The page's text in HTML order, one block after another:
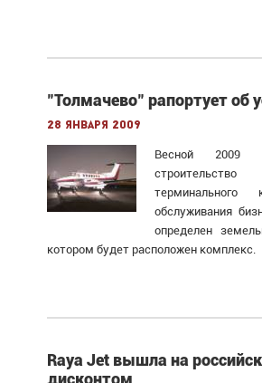
"Толмачево" рапортует об
28 января 2009
Весной 2009
терминального
обслуживания
определен
котором будет расположен комплекс.
Raya Jet вышла на
дисконтом